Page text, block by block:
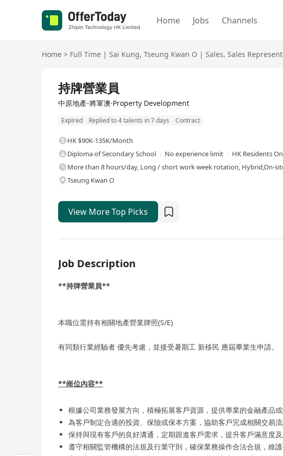
Home Jobs Channels
Home > Full Time | Sai Kung, Tseung Kwan O | Sales, Sales
持牌營業員
中原地產-將軍澳·Property Development
Expired Replied to 4 talents in 7 days Contract
HK $90K-135K/Month
Diploma of Secondary School
No experience limit
HK Residents
More than 8 hours/day, Long / short work week rotation, Hybrid,On-
Tseung Kwan O
View More Top Picks
Job Description
**持牌營業員**
本職位需持有相關地產營業牌照(S/E)
有同類行業經驗者 優先考慮，並接受暑期工 新移民 應屆畢業生申請。
**崗位內容**
根據公司業務發展方向，積極拓展客戶資源，提供專業的金融產品或
為客戶制定合適的投資、保險或保本方案，協助客戶完成相關交易流
保持與現有客戶的良好溝通，定期跟進客戶需求，提升客戶滿意度及
遵守相關監管機構的法規及行業守則，確保業務操作合法合規，維護